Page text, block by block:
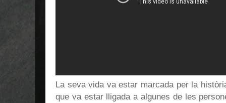
La seva vida va estar marcada per la
que va estar lligada a algunes de les